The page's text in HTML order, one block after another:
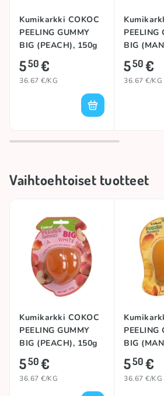
Kumikarkki COKOC
PEELING GUMMY
BIG (PEACH), 150g
550€
36.67 €/KG
PEELING
BIG
550€
36.67 €/KG
Vaihtoehtoiset tuotteet
Kumikarkki COKOC
PEELING GUMMY
BIG (PEACH), 150g
550€
36.67 €/KG
PEELING
BIG
550€
36.67 €/KG